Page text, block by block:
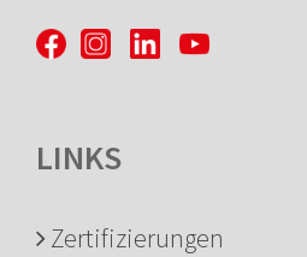
LINKS
Zertifizierungen